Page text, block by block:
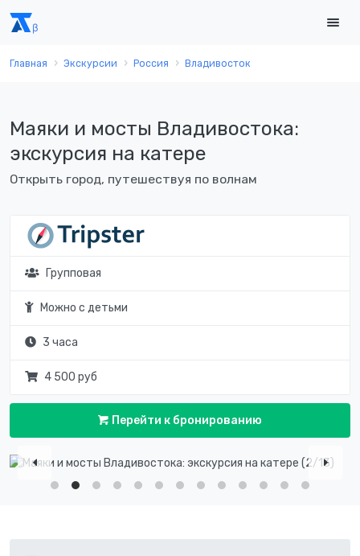
Главная Экскурсии Россия Владивосток
Маяки и мосты Владивостока:
экскурсия на катере
Открыть город, путешествуя по волнам
Групповая
Можно с детьми
3 часа
4 500 руб
Перейти к бронированию